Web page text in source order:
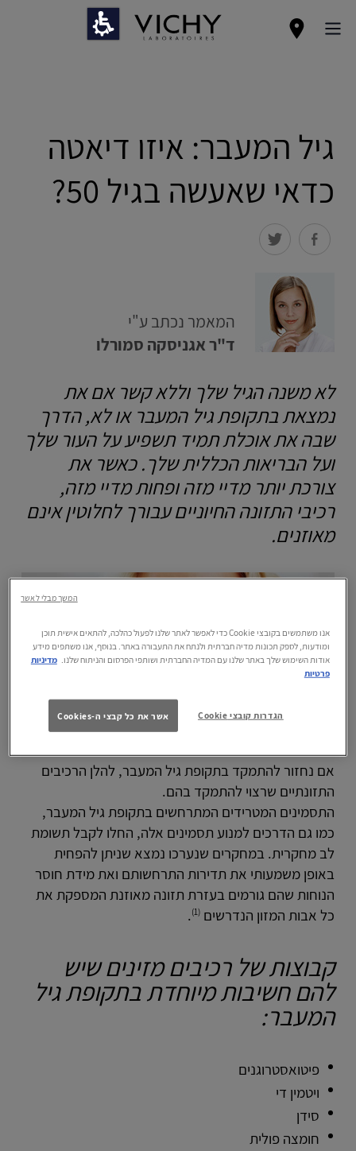
גיל המעבר: איזו דיאטה
כדאי שאעשה בגיל 50?
המאמר נכתב ע"י
ד"ר אגניסקה סמורלו
לא משנה הגיל שלך וללא קשר אם את
נמצאת בתקופת גיל המעבר או לא, הדרך
שבה את אוכלת תמיד תשפיע על העור שלך
ועל הבריאות הכללית שלך. כאשר את
צורכת יותר מדיי מזה ופחות מדיי מזה,
רכיבי התזונה החיוניים עבורך לחלוטין אינם
מאוזנים.
אם נחזור להתמקד בתקופת גיל המעבר, להלן הרכיבים
התזונתיים שרצוי להתמקד בהם.
התסמינים המטרידים המתרחשים בתקופת גיל המעבר,
כמו גם הדרכים למנוע תסמינים אלה, החלו לקבל תשומת
לב מחקרית. במחקרים שנערכו נמצא שניתן להפחית
באופן משמעותי את תדירות התרחשותם ואת מידת חוסר
הנוחות שהם גורמים בעזרת תזונה מאוזנת המספקת את
כל אבות המזון הנדרשים (1)
.
קבוצות של רכיבים מזינים שיש
להם חשיבות מיוחדת בתקופת גיל
המעבר:
פיטואסטרוגנים
ויטמין די
סידן
חומצה פולית
אנו משתמשים בקובצי Cookie כדי לאפשר לאתר שלנו לפעול כהלכה, להתאים אישית תוכן
ומודעות, לספק תכונות מדיה חברתית ולנתח את התעבורה באתר. בנוסף, אנו משתפים מידע
אודות השימוש שלך באתר שלנו עם המדיה החברתית ושותפי הפרסום והניתוח שלנו. מדיניות
פרטיות
הגדרות קובצי Cookie אשר את כל קבצי ה-Cookies
המשך מבלי לאשר